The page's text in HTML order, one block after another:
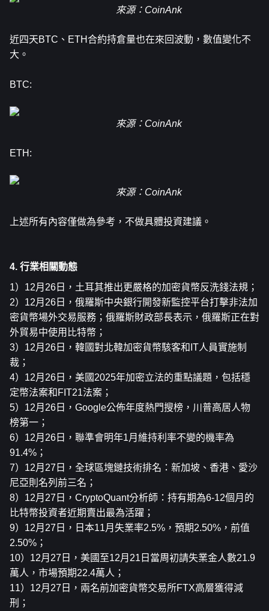
來源：CoinAnk
近四天BTC、ETH合約持倉量也在來回波動，數值變化不
大。
BTC:
來源：CoinAnk
ETH:
來源：CoinAnk
上述所有內容僅做為參考，不做具體投資建議。
4. 行業相關動態
1）12月26日，土耳其推出更嚴格的加密貨幣反洗錢法規；
2）12月26日，俄羅斯中央銀行開發新監控平台打擊非法加
密貨幣場外交易服務；俄羅斯財政部長表示，俄羅斯正在對
外貿易中使用比特幣；
3）12月26日，韓國對北韓加密貨幣駭客和IT人員實施制
裁；
4）12月26日，美國2025年加密立法的重點議題，包括穩
定幣法案和FIT21法案；
5）12月26日，Google公佈年度熱門搜榜，川普高居人物
榜第一；
6）12月26日，聯準會明年1月維持利率不變的機率為
91.4%；
7）12月27日，全球區塊鏈技術排名：新加坡、香港、愛沙
尼亞則名列前三名；
8）12月27日，CryptoQuant分析師：持有期為6-12個月的
比特幣投資者近期賣出最為活躍；
9）12月27日，日本11月失業率2.5%，預期2.50%，前值
2.50%；
10）12月27日，美國至12月21日當周初請失業金人數21.9
萬人，市場預期22.4萬人；
11）12月27日，兩名前加密貨幣交易所FTX高層獲得減
刑；